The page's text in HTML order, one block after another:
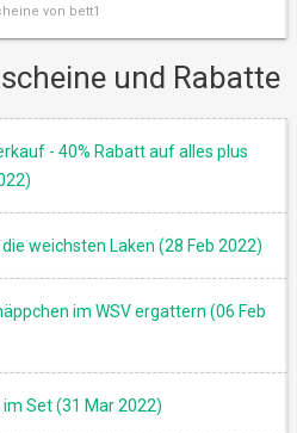
von bett1
und Rabatte
- 40% Rabatt auf alles plus
weichsten Laken (28 Feb 2022)
im WSV ergattern (06 Feb
im Set (31 Mar 2022)